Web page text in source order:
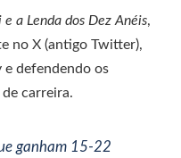
e a Lenda dos Dez Anéis,
no X (antigo Twitter),
e defendendo os
carreira.
ganham 15-22